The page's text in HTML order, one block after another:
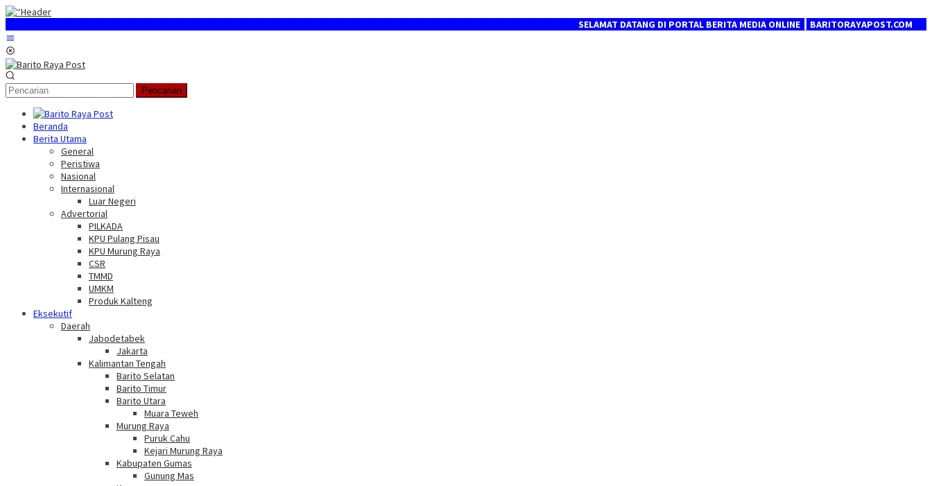
Loncat
konten
SELAMAT DATANG DI PORTAL BERITA MEDIA ONLINE ┃ BARITORAYAPOST.COM
Pencarian
Beranda
Berita Utama
General
Peristiwa
Nasional
Internasional
Luar Negeri
Advertorial
PILKADA
KPU Pulang Pisau
KPU Murung Raya
CSR
TMMD
UMKM
Produk Kalteng
Eksekutif
Daerah
Jabodetabek
Jakarta
Kalimantan Tengah
Barito Selatan
Barito Timur
Barito Utara
Muara Teweh
Murung Raya
Puruk Cahu
Kejari Murung Raya
Kabupaten Gumas
Gunung Mas